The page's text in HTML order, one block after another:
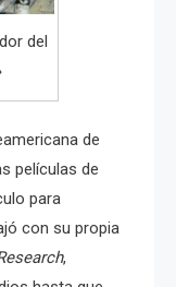
del
de
películas de
para
con su propia
,